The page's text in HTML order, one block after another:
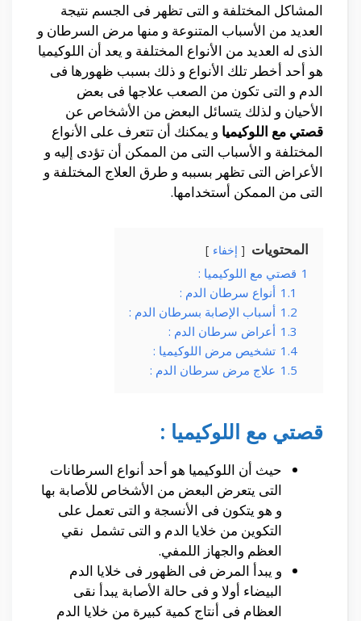
المشاكل المختلفة و التى تظهر فى الجسم نتيجة
العديد من الأسباب المتنوعة و منها مرض السرطان و
الذى له العديد من الأنواع المختلفة و يعد أن اللوكيميا
هو أحد أخطر تلك الأنواع و ذلك بسبب ظهورها فى
الدم و التى تكون من الصعب علاجها فى بعض
الأحيان و لذلك يتسائل البعض من الأشخاص عن
قصتي مع اللوكيميا و يمكنك أن تتعرف على الأنواع
المختلفة و الأسباب التى من الممكن أن تؤدى إليه و
الأعراض التى تظهر بسببه و طرق العلاج المختلفة و
التى من الممكن أستخدامها.
المحتويات إخفاء
1 قصتي مع اللوكيميا :
1.1 أنواع سرطان الدم :
1.2 أسباب الإصابة بسرطان الدم :
1.3 أعراض سرطان الدم :
1.4 تشخيص مرض اللوكيميا :
1.5 علاج مرض سرطان الدم :
قصتي مع اللوكيميا :
حيث أن اللوكيميا هو أحد أنواع السرطانات
التى يتعرض البعض من الأشخاص للأصابة بها
و هو يتكون فى الأنسجة و التى تعمل على
التكوين من خلايا الدم و التى تشمل نقي
العظم والجهاز اللمفي.
و يبدأ المرض فى الظهور فى خلايا الدم
البيضاء أولا و فى حالة الأصابة يبدأ نقى
العظام فى أنتاج كمية كبيرة من خلايا الدم